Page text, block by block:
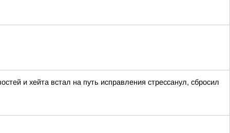
и хейта встал на путь исправления стрессанул, сбросил